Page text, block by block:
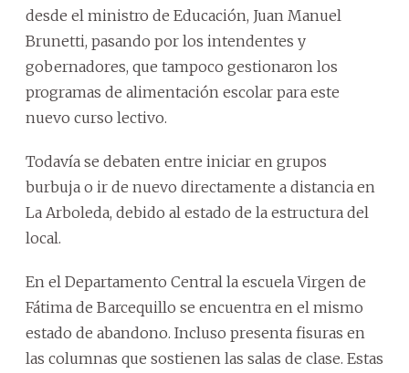
desde el ministro de Educación, Juan Manuel
Brunetti, pasando por los intendentes y
gobernadores, que tampoco gestionaron los
programas de alimentación escolar para este
nuevo curso lectivo.
Todavía se debaten entre iniciar en grupos
burbuja o ir de nuevo directamente a distancia en
La Arboleda, debido al estado de la estructura del
local.
En el Departamento Central la escuela Virgen de
Fátima de Barcequillo se encuentra en el mismo
estado de abandono. Incluso presenta fisuras en
las columnas que sostienen las salas de clase. Estas